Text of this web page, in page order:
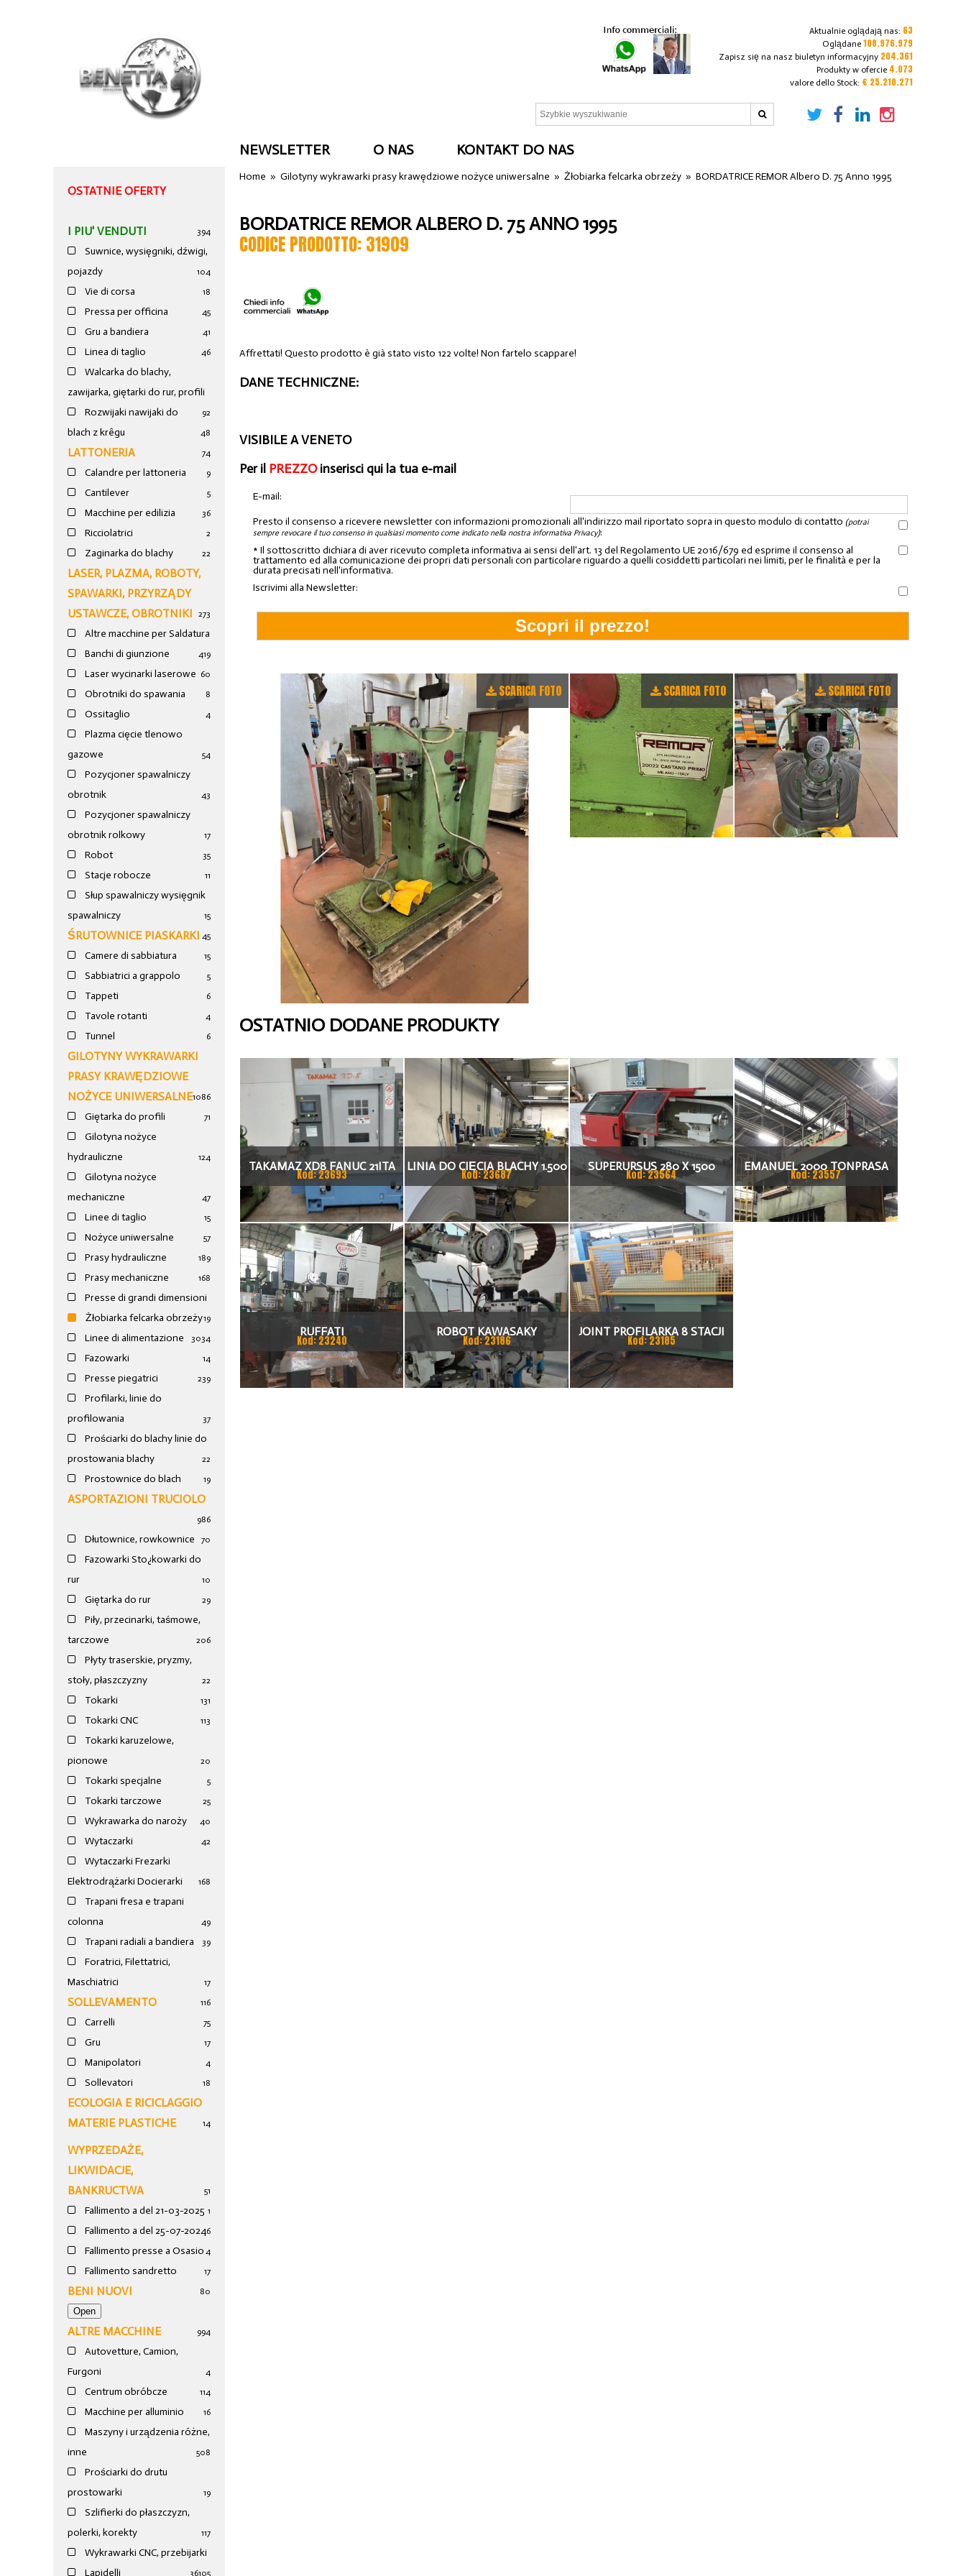
Aktualnie oglądają nas: 63
Oglądane 108.976.979
Zapisz się na nasz biuletyn informacyjny 204.361
Produkty w ofercie 4.073
valore dello Stock: € 25.210.271
NEWSLETTER O NAS KONTAKT DO NAS
OSTATNIE OFERTY
I PIU' VENDUTI 394
Suwnice, wysięgniki, dźwigi,
pojazdy
104
Vie di corsa 18
Pressa per officina 45
Gru a bandiera 41
Linea di taglio 46
Walcarka do blachy,
zawijarka, giętarki do rur, profili
92
Rozwijaki nawijaki do
blach z krêgu
48
LATTONERIA 74
Calandre per lattoneria 9
Cantilever 5
Macchine per edilizia 36
Ricciolatrici 2
Zaginarka do blachy 22
LASER, PLAZMA, ROBOTY,
SPAWARKI, PRZYRZĄDY
USTAWCZE, OBROTNIKI
273
Altre macchine per Saldatura
19
Banchi di giunzione 4
Laser wycinarki laserowe 60
Obrotniki do spawania 8
Ossitaglio 4
Plazma cięcie tlenowo
gazowe
54
Pozycjoner spawalniczy
obrotnik
43
Pozycjoner spawalniczy
obrotnik rolkowy
17
Robot 35
Stacje robocze 11
Słup spawalniczy wysięgnik
spawalniczy
15
ŚRUTOWNICE PIASKARKI 45
Camere di sabbiatura 15
Sabbiatrici a grappolo 5
Tappeti 6
Tavole rotanti 4
Tunnel 6
GILOTYNY WYKRAWARKI
PRASY KRAWĘDZIOWE
NOŻYCE UNIWERSALNE1086
Giętarka do profili 71
Gilotyna nożyce
hydrauliczne
124
Gilotyna nożyce
mechaniczne
47
Linee di taglio 15
Nożyce uniwersalne 57
Prasy hydrauliczne 189
Prasy mechaniczne 168
Presse di grandi dimensioni
19
Żłobiarka felcarka obrzeży
34
Linee di alimentazione 30
Fazowarki 14
Presse piegatrici 239
Profilarki, linie do
profilowania
37
Prościarki do blachy linie do
prostowania blachy
22
Prostownice do blach 19
ASPORTAZIONI TRUCIOLO
986
Dłutownice, rowkownice 70
Fazowarki Sto¿kowarki do
rur
10
Giętarka do rur 29
Piły, przecinarki, taśmowe,
tarczowe
206
Płyty traserskie, pryzmy,
stoły, płaszczyzny
22
Tokarki 131
Tokarki CNC 113
Tokarki karuzelowe,
pionowe
20
Tokarki specjalne 5
Tokarki tarczowe 25
Wykrawarka do naroży 40
Wytaczarki 42
Wytaczarki Frezarki
Elektrodrążarki Docierarki
168
Trapani fresa e trapani
colonna
49
Trapani radiali a bandiera 39
Foratrici, Filettatrici,
Maschiatrici
17
SOLLEVAMENTO 116
Carrelli 75
Gru 17
Manipolatori 4
Sollevatori 18
ECOLOGIA E RICICLAGGIO
MATERIE PLASTICHE
14
WYPRZEDAŻE,
LIKWIDACJE,
BANKRUCTWA
51
Fallimento a del 21-03-2025 1
Fallimento a del 25-07-20246
Fallimento presse a Osasio 4
Fallimento sandretto 17
BENI NUOVI 80
ALTRE MACCHINE 994
Autovetture, Camion,
Furgoni
4
Centrum obróbcze 114
Macchine per alluminio 16
Maszyny i urządzenia różne,
inne
508
Prościarki do drutu
prostowarki
19
Szlifierki do płaszczyzn,
polerki, korekty
117
Wykrawarki CNC, przebijarki
105
Lapidelli 36
Home »Gilotyny wykrawarki prasy krawędziowe nożyce uniwersalne »Żłobiarka felcarka obrzeży »BORDATRICE REMOR Albero D. 75 Anno 1995
BORDATRICE REMOR ALBERO D. 75 ANNO 1995
CODICE PRODOTTO: 31909
Affrettati! Questo prodotto è già stato visto 122 volte! Non fartelo scappare!
DANE TECHNICZNE:
VISIBILE A VENETO
Per il PREZZOinserisci qui la tua e-mail
E-mail:
Presto il consenso a ricevere newsletter con informazioni promozionali all'indirizzo mail riportato sopra in questo modulo di contatto (potrai
sempre revocare il tuo consenso in qualsiasi momento come indicato nella nostra informativa Privacy):
* Il sottoscritto dichiara di aver ricevuto completa informativa ai sensi dell'art. 13 del Regolamento UE 2016/679 ed esprime il consenso al
trattamento ed alla comunicazione dei propri dati personali con particolare riguardo a quelli cosiddetti particolari nei limiti, per le finalità e per la
durata precisati nell'informativa.
Iscrivimi alla Newsletter:
SCARICA FOTO SCARICA FOTO SCARICA FOTO
OSTATNIO DODANE PRODUKTY
TAKAMAZ XD8 FANUC 21ITA
TOKARKA CNC
Kod: 23693
LINIA DO CIĘCIA BLACHY 1.500
X 1,5 (2,5) MM
Kod: 23687
SUPERURSUS 280 X 1500
TOKARKA
Kod: 23564
EMANUEL 2000 TONPRASA
HYDRAULICZNA 3200 X 2000
Kod: 23557
RUFFATI
Kod: 23240
ROBOT KAWASAKY
Kod: 23186
JOINT PROFILARKA 8 STACJI
Kod: 23185